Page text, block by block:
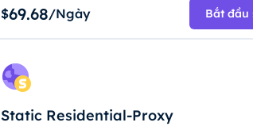
$69.68/Ngày Bắt đầu
Static Residential-Proxy